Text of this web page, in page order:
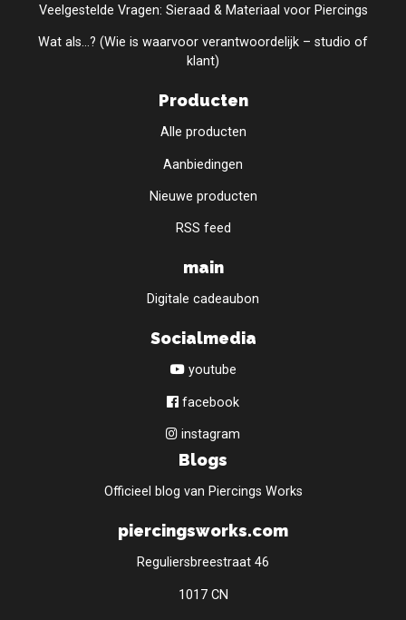
Veelgestelde Vragen: Sieraad & Materiaal voor Piercings
Wat als...? (Wie is waarvoor verantwoordelijk – studio of
klant)
Producten
Alle producten
Aanbiedingen
Nieuwe producten
RSS feed
main
Digitale cadeaubon
Socialmedia
youtube
facebook
instagram
Blogs
Officieel blog van Piercings Works
piercingsworks.com
Reguliersbreestraat 46
1017 CN